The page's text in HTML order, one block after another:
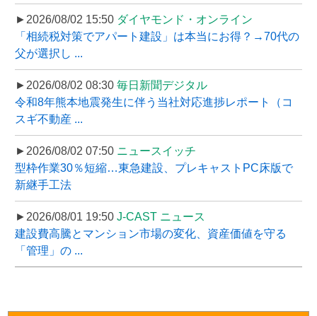
►2026/08/02 15:50 ダイヤモンド・オンライン
「相続税対策でアパート建設」は本当にお得？→70代の
父が選択し ...
►2026/08/02 08:30 毎日新聞デジタル
令和8年熊本地震発生に伴う当社対応進捗レポート（コ
スギ不動産 ...
►2026/08/02 07:50 ニュースイッチ
型枠作業30％短縮…東急建設、プレキャストPC床版で
新継手工法
►2026/08/01 19:50 J-CAST ニュース
建設費高騰とマンション市場の変化、資産価値を守る
「管理」の ...